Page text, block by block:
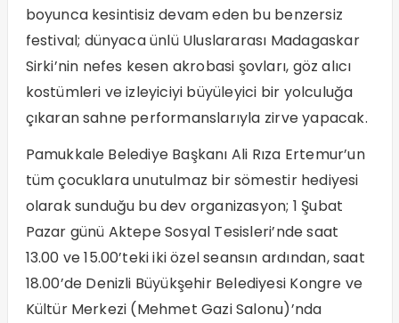
boyunca kesintisiz devam eden bu benzersiz
festival; dünyaca ünlü Uluslararası Madagaskar
Sirki’nin nefes kesen akrobasi şovları, göz alıcı
kostümleri ve izleyiciyi büyüleyici bir yolculuğa
çıkaran sahne performanslarıyla zirve yapacak.
Pamukkale Belediye Başkanı Ali Rıza Ertemur’un
tüm çocuklara unutulmaz bir sömestir hediyesi
olarak sunduğu bu dev organizasyon; 1 Şubat
Pazar günü Aktepe Sosyal Tesisleri’nde saat
13.00 ve 15.00’teki iki özel seansın ardından, saat
18.00’de Denizli Büyükşehir Belediyesi Kongre ve
Kültür Merkezi (Mehmet Gazi Salonu)’nda